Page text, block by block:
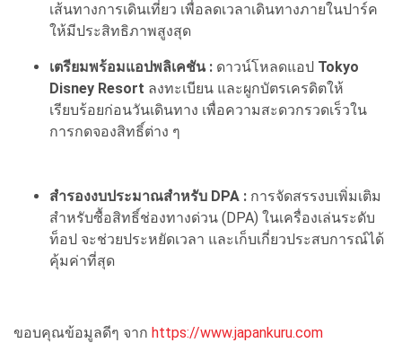
เส้นทางการเดินเที่ยว เพื่อลดเวลาเดินทางภายในปาร์ค
ให้มีประสิทธิภาพสูงสุด
เตรียมพร้อมแอปพลิเคชัน : ดาวน์โหลดแอป Tokyo
Disney Resort ลงทะเบียน และผูกบัตรเครดิตให้
เรียบร้อยก่อนวันเดินทาง เพื่อความสะดวกรวดเร็วใน
การกดจองสิทธิ์ต่าง ๆ
สำรองงบประมาณสำหรับ DPA : การจัดสรรงบเพิ่มเติม
สำหรับซื้อสิทธิ์ช่องทางด่วน (DPA) ในเครื่องเล่นระดับ
ท็อป จะช่วยประหยัดเวลา และเก็บเกี่ยวประสบการณ์ได้
คุ้มค่าที่สุด
ขอบคุณข้อมูลดีๆ จาก https://www.japankuru.com